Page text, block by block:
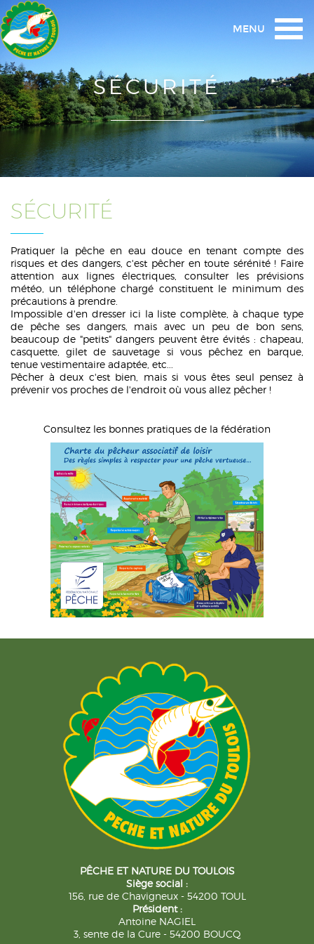
MENU
SÉCURITÉ
SÉCURITÉ
Pratiquer la pêche en eau douce en tenant compte des
risques et des dangers, c'est pêcher en toute sérénité ! Faire
attention aux lignes électriques, consulter les prévisions
météo, un téléphone chargé constituent le minimum des
précautions à prendre.
Impossible d'en dresser ici la liste complète, à chaque type
de pêche ses dangers, mais avec un peu de bon sens,
beaucoup de "petits" dangers peuvent être évités : chapeau,
casquette, gilet de sauvetage si vous pêchez en barque,
tenue vestimentaire adaptée, etc...
Pêcher à deux c'est bien, mais si vous êtes seul pensez à
prévenir vos proches de l'endroit où vous allez pêcher !
Consultez les bonnes pratiques de la fédération
PÊCHE ET NATURE DU TOULOIS
Siège social :
156, rue de Chavigneux - 54200 TOUL
Président :
Antoine NAGIEL
3, sente de la Cure - 54200 BOUCQ